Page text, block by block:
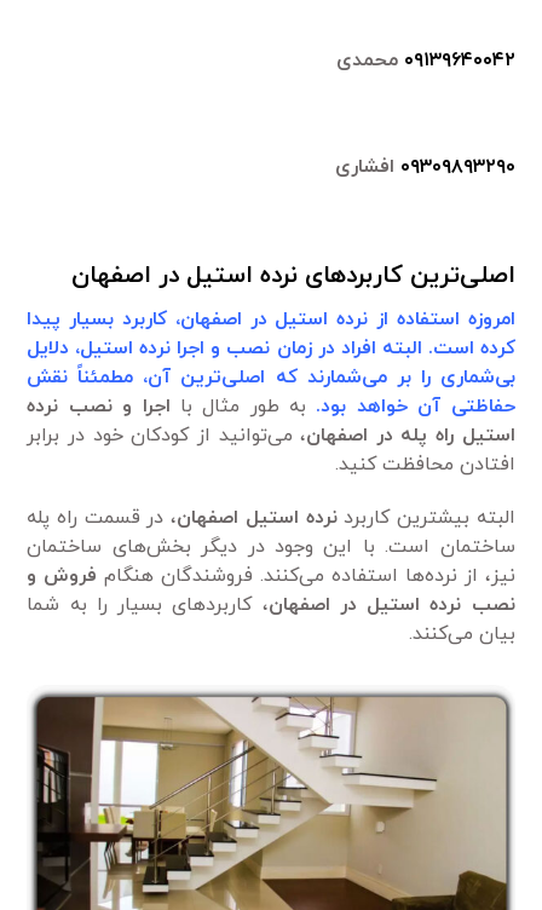
۰۹۱۳۹۶۴۰۰۴۲ محمدی
۰۹۳۰۹۸۹۳۲۹۰ افشاری
اصلی‌ترین کاربردهای نرده استیل در اصفهان
امروزه استفاده از نرده استیل در اصفهان، کاربرد بسیار پیدا
کرده است. البته افراد در زمان نصب و اجرا نرده استیل، دلایل
بی‌شماری را بر می‌شمارند که اصلی‌ترین آن، مطمئناً نقش
حفاظتی آن خواهد بود. به طور مثال با اجرا و نصب نرده
استیل راه پله در اصفهان، می‌توانید از کودکان خود در برابر
افتادن محافظت کنید.
البته بیشترین کاربردنرده استیل اصفهان، در قسمت راه پله
ساختمان است. با این وجود در دیگر بخش‌های ساختمان
نیز، از نرده‌ها استفاده می‌کنند. فروشندگان هنگام فروش و
نصب نرده استیل در اصفهان، کاربرد‌های بسیار را به شما
بیان می‌کنند.